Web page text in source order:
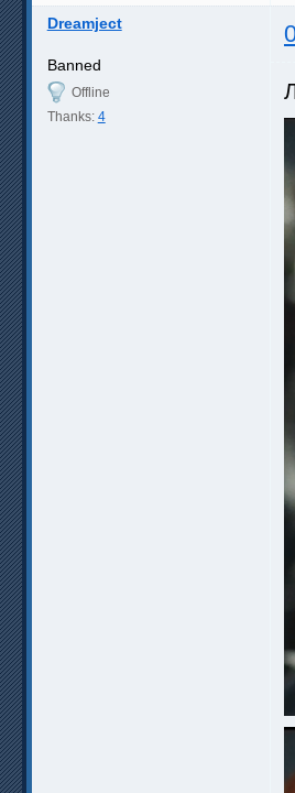
Dreamject
Banned
Offline
Thanks: 4